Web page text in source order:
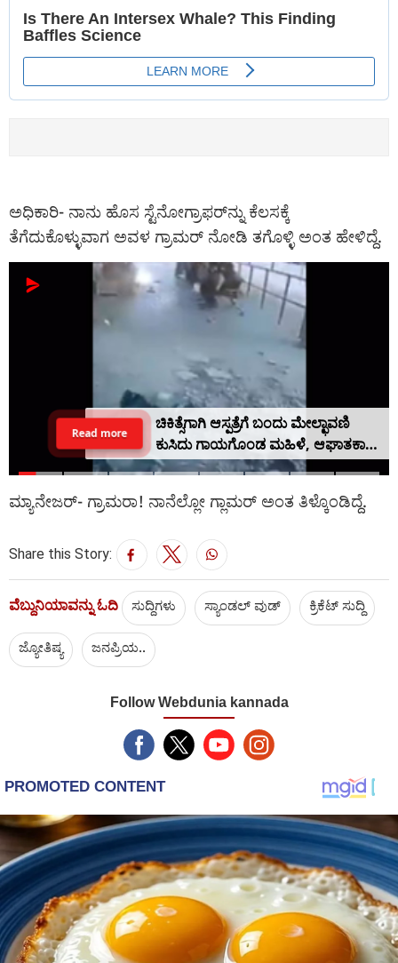
ಅಧಿಕಾರಿ- ನಾನು ಹೊಸ ಸ್ಟೆನೋಗ್ರಾಫರ್‌ನ್ನು ಕೆಲಸಕ್ಕೆ
ತೆಗೆದುಕೊಳ್ಳುವಾಗ ಅವಳ ಗ್ರಾಮರ್ ನೋಡಿ ತಗೊಳ್ಳಿ ಅಂತ ಹೇಳಿದ್ದೆ.
ಚಿಕಿತ್ಸೆಗಾಗಿ ಆಸ್ಪತ್ರೆಗೆ ಬಂದು ಮೇಲ್ಛಾವಣಿ
ಕುಸಿದು ಗಾಯಗೊಂಡ ಮಹಿಳೆ, ಆಘಾತಕಾರಿ
ವಿಡಿಯೋ
Read more
ಮ್ಯಾನೇಜರ್- ಗ್ರಾಮರಾ! ನಾನೆಲ್ಲೋ ಗ್ಲಾಮರ್ ಅಂತ ತಿಳ್ಕೊಂಡಿದ್ದೆ.
Share this Story:
ವೆಬ್ದುನಿಯಾವನ್ನು ಓದಿ ಸುದ್ದಿಗಳು ಸ್ಯಾಂಡಲ್ ವುಡ್ ಕ್ರಿಕೆಟ್‌ ಸುದ್ದಿ
ಜ್ಯೋತಿಷ್ಯ ಜನಪ್ರಿಯ..
Follow Webdunia kannada